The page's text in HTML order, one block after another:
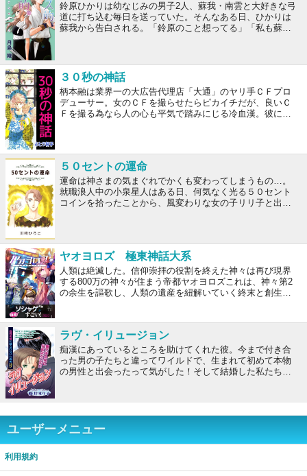
鈴原ひかりは幼なじみの男子2人、蘇我・南雲と大好きな弓
道に打ち込む毎日を送っていた。そんなある日、ひかりは
蘇我から告白される。「鈴原のこと想ってる」「私も蘇我
う――初デートの日、蘇我が突然姿を消してしまったの
だ。「どうして? どこに行ってしまったの……」そして、
月日は流れ再び現れた蘇我は、“別人”になっていた!? 3人の
友情と愛情がすれ違い、まじり合う、絶愛ストーリー!!
３０秒の神話
柄本融は業界一の大広告代理店「大通」のヤリ手ＣＦプロ
デューサー。女のＣＦを撮らせたらピカイチだが、良いＣ
Ｆを撮る為なら人の心も平気で踏みにじる冷血漢。彼に泣
た柄本の言葉が、毬乃の心の中を次第に柄本で埋めつくし
てゆく。
５０セントの運命
運命は神さまの気まぐれでかくも変わってしまうもの…。
就職浪人中の小泉星人はある日、何気なく光る５０セント
コインを拾ったことから、風変わりな女の子リリ子と出会
くれる全４編を収録。
ヤオヨロズ 極東神話大系
人類は絶滅した。 信仰崇拝の役割を終えた神々は再び現界
する800万の神々が住まう帝都ヤオヨロズ これは、神々第2
の余生を謳歌し、人類の遺産を紐解いていく終末と創生の
ウキアフターライフする架空のソーシャルゲームの企画
書・世界設定本です。
ラヴ・イリュージョン
痴漢にあっているところを助けてくれた彼。今まで付き合
った男の子たちと違ってワイルドで、生まれて初めて本物
の男性と出会ったって気がした！そして結婚した私たち。
ユーザーメニュー
利用規約